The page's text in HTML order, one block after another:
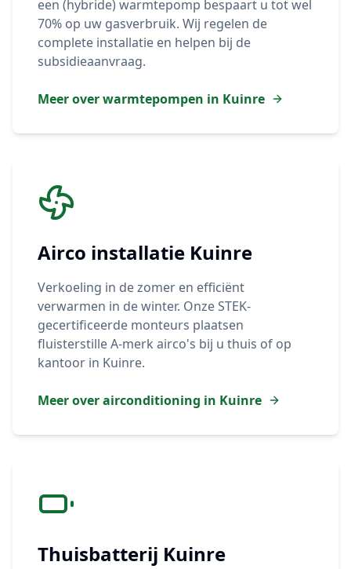
een (hybride) warmtepomp bespaart u tot wel
70% op uw gasverbruik. Wij regelen de
complete installatie en helpen bij de
subsidieaanvraag.
Meer over warmtepompen in Kuinre
Airco installatie Kuinre
Verkoeling in de zomer en efficiënt
verwarmen in de winter. Onze STEK-
gecertificeerde monteurs plaatsen
fluisterstille A-merk airco's bij u thuis of op
kantoor in Kuinre.
Meer over airconditioning in Kuinre
Thuisbatterij Kuinre